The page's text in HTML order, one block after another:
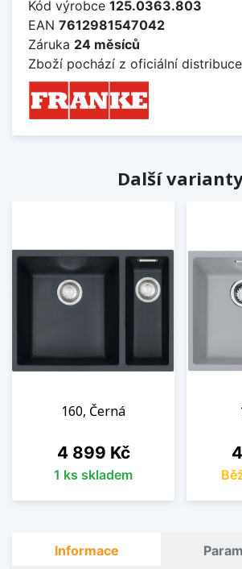
Kód výrobce 125.0363.803
EAN 7612981547042
Záruka 24 měsíců
Zboží pochází z oficiální
Další
160, Černá
Cena
4 899 Kč
1 ks skladem
Informace